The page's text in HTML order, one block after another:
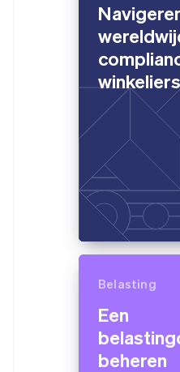
winkeliers
Belasting
Een
beheren